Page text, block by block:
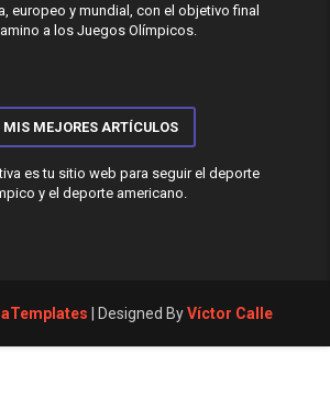
europeo y mundial, con el objetivo final
a los Juegos Olímpicos.
MIS MEJORES ARTÍCULOS
es tu sitio web para seguir el deporte
y el deporte americano.
| Designed ByVíctor Calle